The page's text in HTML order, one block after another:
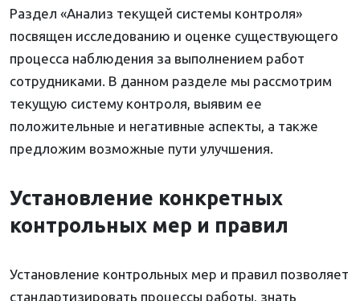
Раздел «Анализ текущей системы контроля»
посвящен исследованию и оценке существующего
процесса наблюдения за выполнением работ
сотрудниками. В данном разделе мы рассмотрим
текущую систему контроля, выявим ее
положительные и негативные аспекты, а также
предложим возможные пути улучшения.
Установление конкретных
контрольных мер и правил
Установление контрольных мер и правил позволяет
стандартизировать процессы работы, знать